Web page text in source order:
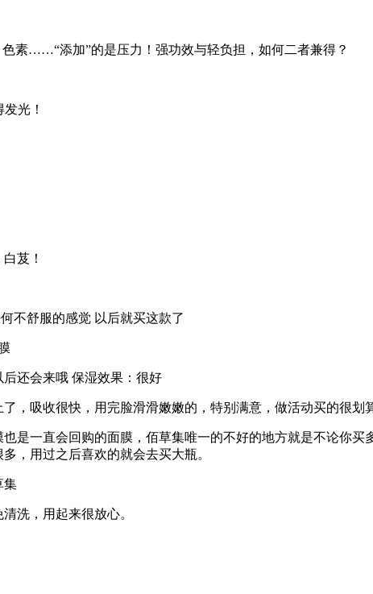
素……“添加”的是压力！强功效与轻负担，如何二者兼得？
光！
芨！
不舒服的感觉 以后就买这款了
还会来哦 保湿效果：很好
，吸收很快，用完脸滑滑嫩嫩的，特别满意，做活动买的很划
是一直会回购的面膜，佰草集唯一的不好的地方就是不论你
，用过之后喜欢的就会去买大瓶。
集
洗，用起来很放心。